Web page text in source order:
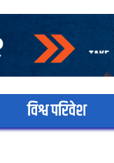
विश्व परिवेश